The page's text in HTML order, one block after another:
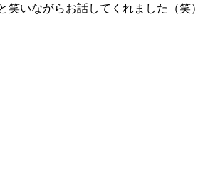
いながらお話してくれました（笑）